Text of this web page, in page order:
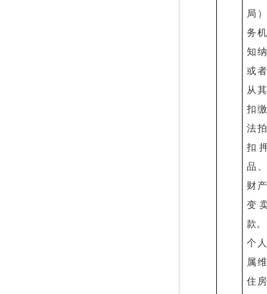
局
务
知
或
从
扣
法
扣
品
财
变
款。
个
属
住